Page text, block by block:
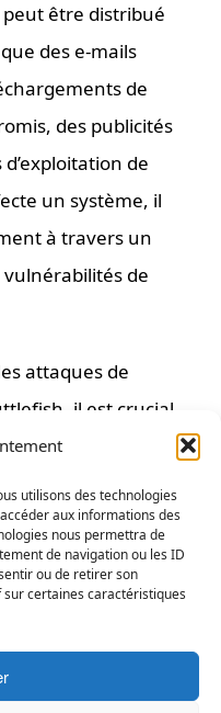
utilisons des technologies
aux informations des
nous permettra de
de navigation ou les ID
ou de retirer son
certaines caractéristiques
être distribué
des e-mails
de
des publicités
de
un système, il
à travers un
de
attaques de
il est crucial
utilisateurs de
de sécurité
logiciels antivirus
que des pratiques
aux menaces
de pare-feu et de